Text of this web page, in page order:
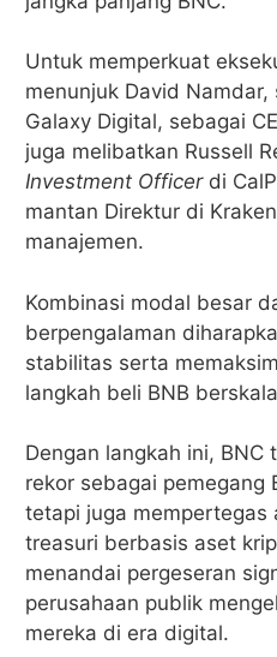
Untuk memperkuat
menunjuk David
Galaxy Digital, sebagai
juga melibatkan Russell
Investment Officerdi
mantan Direktur di
manajemen.
Kombinasi modal besar
berpengalaman
stabilitas serta
langkah beli BNB
Dengan langkah ini,
rekor sebagai pemegang
tetapi juga mempertegas
treasuri berbasis aset
menandai pergeseran
perusahaan publik
mereka di era digital.